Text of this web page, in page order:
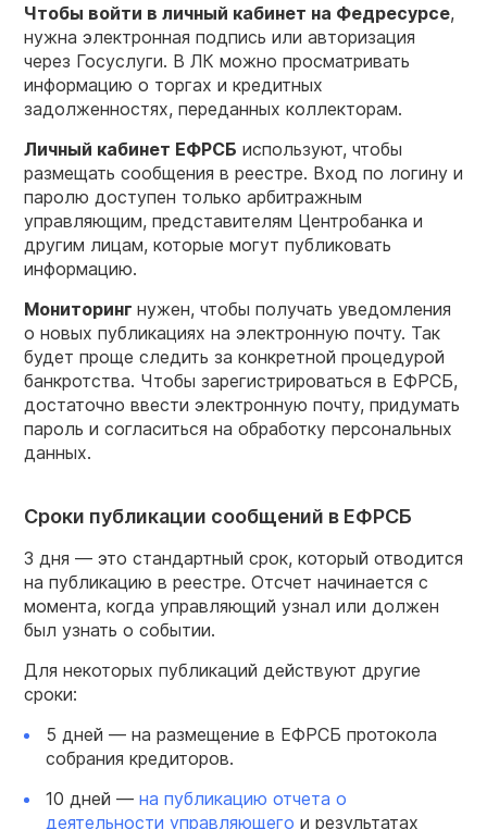
Чтобы войти в личный кабинет на Федресурсе,
нужна электронная подпись или авторизация
через Госуслуги. В ЛК можно просматривать
информацию о торгах и кредитных
задолженностях, переданных коллекторам.
Личный кабинет ЕФРСБ используют, чтобы
размещать сообщения в реестре. Вход по логину и
паролю доступен только арбитражным
управляющим, представителям Центробанка и
другим лицам, которые могут публиковать
информацию.
Мониторинг нужен, чтобы получать уведомления
о новых публикациях на электронную почту. Так
будет проще следить за конкретной процедурой
банкротства. Чтобы зарегистрироваться в ЕФРСБ,
достаточно ввести электронную почту, придумать
пароль и согласиться на обработку персональных
данных.
Сроки публикации сообщений в ЕФРСБ
3 дня — это стандартный срок, который отводится
на публикацию в реестре. Отсчет начинается с
момента, когда управляющий узнал или должен
был узнать о событии.
Для некоторых публикаций действуют другие
сроки:
5 дней — на размещение в ЕФРСБ протокола
собрания кредиторов.
10 дней — на публикацию отчета о
деятельности управляющего и результатах